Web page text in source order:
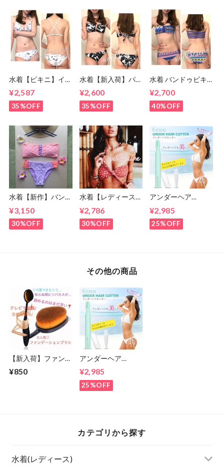
水着【ビキニ】イン
ポートビキニ S〜M
サイズ(7号,9号)
¥2,587
35%OFF
水着【新入荷】パー
ムツリービキニ モ
ノトーン S・Mサイ
ズ (7〜9号)
¥2,600
35%OFF
水着 バンドゥビキ
ニ S・Mサイズ ビキ
ニ ブルー (７号・９
号)
¥2,700
40%OFF
水着【新作】バンド
ープル (7号・9号)
¥3,150
30%OFF
水着【レディース
ゥビキニ S M(5号,7
号,9号)
¥2,786
30%OFF
アンダーヘア
ッター Vライン/ア
ンダーヘアー/お手
入れ/処理/アンダー
¥2,985
25%OFF
その他の商品
【新入荷】ファンデ
ーションブラシ(歯
ブラシ型)メイクブ
¥850
アンダーヘア
【Ecxia】ヒートカ
ッター Vライン/ア
ンダーヘアー/お手
入れ/処理/アンダー
¥2,985
25%OFF
カテゴリから探す
水着(レディース)